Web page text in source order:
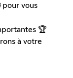
pour vous
🏆
à votre